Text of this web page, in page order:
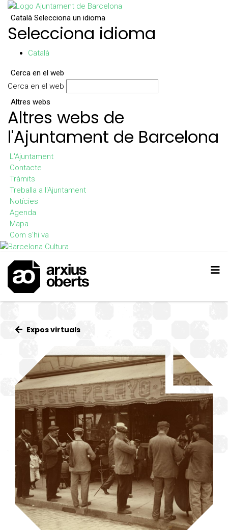
Català Selecciona un idioma
Selecciona idioma
Català
Cerca en el web
Cerca en el web
Altres webs
Altres webs de
l'Ajuntament de Barcelona
L'Ajuntament
Contacte
Tràmits
Treballa a l'Ajuntament
Notícies
Agenda
Mapa
Com s'hi va
Expos virtuals